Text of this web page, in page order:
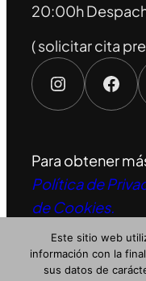
20:00h
( solicitar cita
Instagram Facebook
Para obtener
Política de
de Cookies.
Este sitio web
información con la
sus datos de